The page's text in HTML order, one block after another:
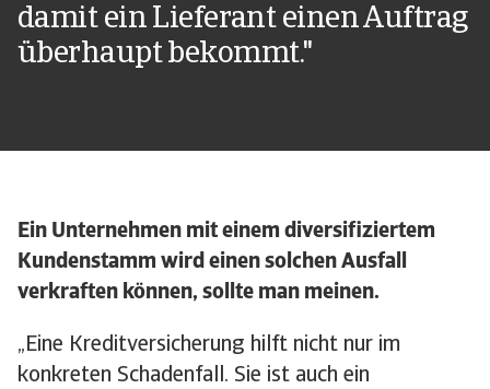
damit ein Lieferant einen Auftrag
überhaupt bekommt."
Ein Unternehmen mit einem diversifiziertem
Kundenstamm wird einen solchen Ausfall
verkraften können, sollte man meinen.
„Eine Kreditversicherung hilft nicht nur im
konkreten Schadenfall. Sie ist auch ein